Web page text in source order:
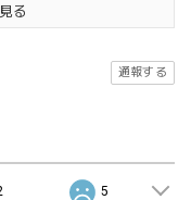
る
通報する
5